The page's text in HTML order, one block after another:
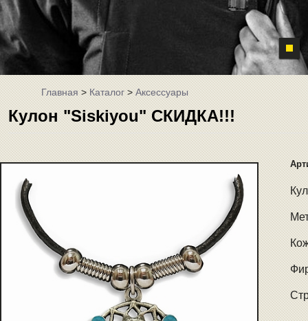
Главная>Каталог>Аксессуары
Кулон "Siskiyou" СКИДКА!!!